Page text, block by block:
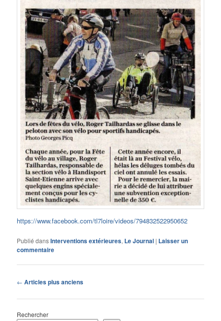
https://www.facebook.com/tl7loire/videos/794832522950652
Publié dansInterventions extérieures, Le Journal | Laisser un
commentaire
Navigation
articles
← Articles plus anciens
Rechercher